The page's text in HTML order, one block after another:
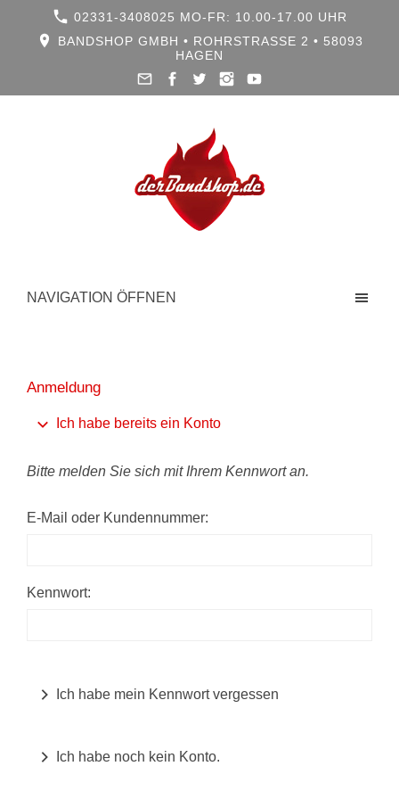
02331-3408025 MO-FR: 10.00-17.00 UHR
BANDSHOP GMBH • ROHRSTRASSE 2 • 58093 H
AGEN
NAVIGATION ÖFFNEN
Anmeldung
Ich habe bereits ein Konto
Bitte melden Sie sich mit Ihrem Kennwort an.
E-Mail oder Kundennummer:
Kennwort:
Ich habe mein Kennwort vergessen
Ich habe noch kein Konto.